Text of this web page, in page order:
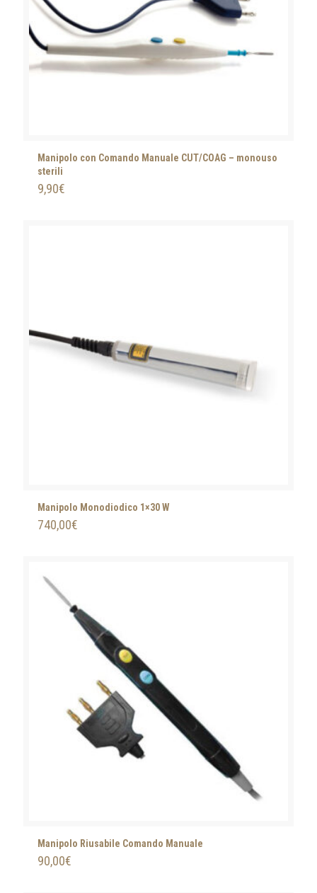
Manipolo con Comando Manuale CUT/COAG – monouso
sterili
9,90€
Manipolo Monodiodico 1×30 W
740,00€
Manipolo Riusabile Comando Manuale
90,00€